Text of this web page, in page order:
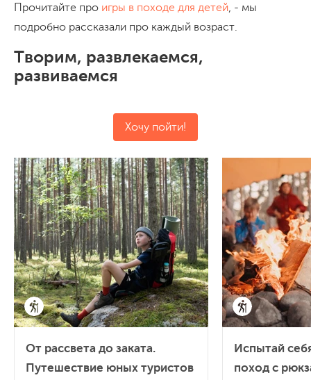
Прочитайте про игры в походе для детей, - мы
подробно рассказали про каждый возраст.
Творим, развлекаемся,
развиваемся
Хочу пойти!
От рассвета до заката.
Путешествие юных туристов
Испытай
поход с